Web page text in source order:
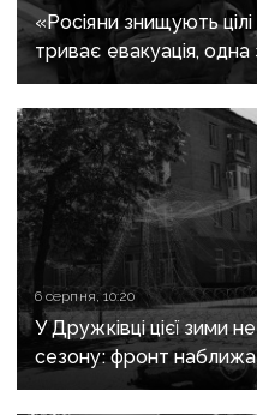
«Росіяни знищують
триває евакуація, одна
після загибелі чоловіка
6 серпня, 10:20
У Дружківці цієї зими
сезону: фронт
критично зруйнована